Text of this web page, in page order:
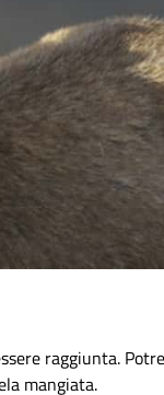
raggiunta.
mangiata.